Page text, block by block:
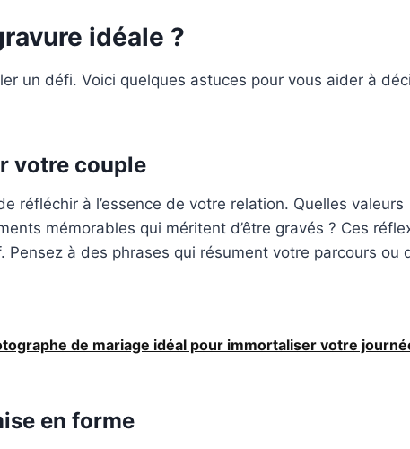
idéale ?
un défi. Voici quelques astuces pour vous aider à
votre couple
réfléchir à l’essence de votre relation. Quelles valeurs
mémorables qui méritent d’être gravés ? Ces
à des phrases qui résument votre parcours ou
de mariage idéal pour immortaliser votre
en forme